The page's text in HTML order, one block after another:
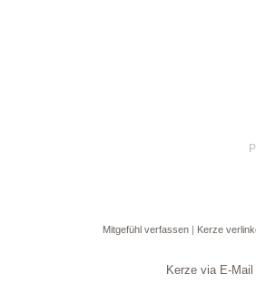
Mitgefühl verfassen | Kerze
Kerze via E-